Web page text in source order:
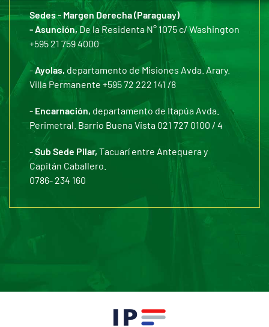
Sedes - Margen Derecha (Paraguay)
- Asunción,De la Residenta N° 1075 c/ Washington
+595 21 759 4000
-Ayolas, departamento de Misiones Avda. Arary.
Villa Permanente +595 72 222 141 /8
- Encarnación, departamento de Itapúa Avda.
Perimetral. Barrio Buena Vista 021 727 0100 / 4
-Sub Sede Pilar, Tacuarí entre Antequera y
Capitán Caballero.
0786- 234 160